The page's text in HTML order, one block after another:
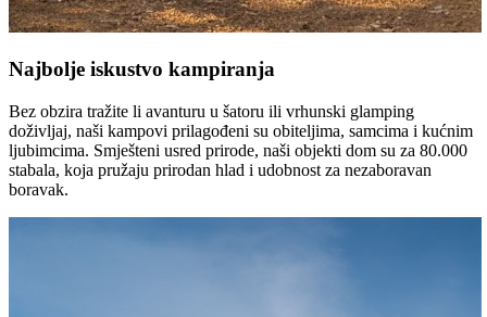
Najbolje iskustvo kampiranja
Bez obzira tražite li avanturu u šatoru ili vrhunski glamping
doživljaj, naši kampovi prilagođeni su obiteljima, samcima i kućnim
ljubimcima. Smješteni usred prirode, naši objekti dom su za 80.000
stabala, koja pružaju prirodan hlad i udobnost za nezaboravan
boravak.